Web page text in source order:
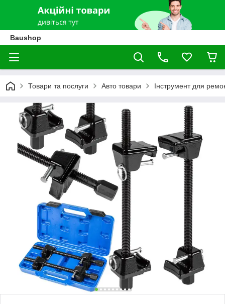
Baushop
Товари та послуги Авто товари Інструмент для